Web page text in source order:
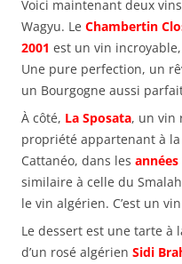
Voici maintenant deux
Wagyu. Le Chambertin
2001 est un vin
Une pure perfection, un
un Bourgogne aussi
À côté, La Sposata, un vin
propriété appartenant à
Cattanéo, dans les années
similaire à celle du
le vin algérien. C’est un
Le dessert est une tarte à
d’un rosé algérien Sidi